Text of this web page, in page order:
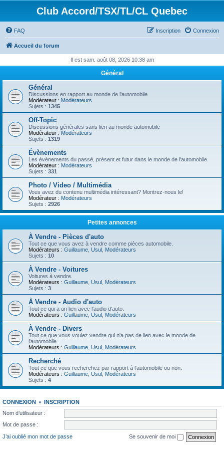
Club Accord/TSX/TL/CL Quebec
FAQ Connexion
Inscription
Accueil du forum
Il est sam. août 08, 2026 10:38 am
Général
Général
Discussions en rapport au monde de l'automobile
Modérateur : Modérateurs
Sujets : 1345
Off-Topic
Discussions générales sans lien au monde automobile
Modérateur : Modérateurs
Sujets : 1319
Évènements
Les évènements du passé, présent et futur dans le monde de l'automobile
Modérateur : Modérateurs
Sujets : 331
Photo / Video / Multimédia
Vous avez du contenu multimédia intéressant? Montrez-nous le!
Modérateur : Modérateurs
Sujets : 2926
Petites annonces
À Vendre - Pièces d'auto
Tout ce que vous avez à vendre comme pièces automobile.
Modérateurs : Guillaume Usul Modérateurs
Sujets : 10
À Vendre - Voitures
Voitures à vendre.
Modérateurs : Guillaume Usul Modérateurs
Sujets : 3
À Vendre - Audio d'auto
Tout ce qui a un lien avec l'audio d'auto.
Modérateurs : Guillaume Usul Modérateurs
À Vendre - Divers
Tout ce que vous voulez vendre qui n'a pas de lien avec le monde de
l'automobile.
Modérateurs : Guillaume Usul Modérateurs
Recherché
Tout ce que vous recherchez par rapport à l'automobile ou non.
Modérateurs : Guillaume Usul Modérateurs
Sujets : 4
CONNEXION • INSCRIPTION
Nom d’utilisateur :
Mot de passe :
J’ai oublié mon mot de passe
Se souvenir de moi